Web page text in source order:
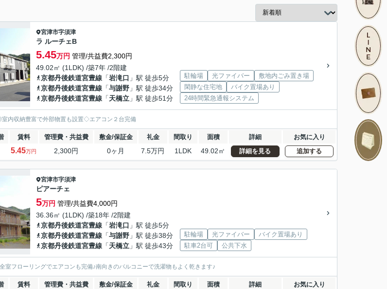
宮津市字須津
ラ ルーチェB
5.45万円 管理/共益費2,300円
49.02㎡ (1LDK) /築7年 /2階建
京都丹後鉄道宮豊線 「岩滝口 」駅 徒歩5分
京都丹後鉄道宮豊線 「与謝野 」駅 徒歩34分
京都丹後鉄道宮豊線 「天橋立 」駅 徒歩51分
駐輪場 光ファイバー
敷地内ごみ置き場
閑静な住宅地
バイク置場あり
24時間緊急通報システム
内収納豊富で外部物置も設置◇エアコン２台完備
賃料 管理費・共益費 敷金/保証金 礼金 間取り 面積 詳細 お気に入り
5.45万円 2,300円 0ヶ月 7.5万円 1LDK 49.02㎡ 詳細を見る 追加する
宮津市字須津
ピアーチェ
5万円 管理/共益費4,000円
36.36㎡ (1LDK) /築18年 /2階建
京都丹後鉄道宮豊線 「岩滝口 」駅 徒歩5分
京都丹後鉄道宮豊線 「与謝野 」駅 徒歩38分
京都丹後鉄道宮豊線 「天橋立 」駅 徒歩43分
駐輪場 光ファイバー
バイク置場あり
駐車2台可
公共下水
室フローリングでエアコンも完備♪南向きのバルコニーで洗濯物もよく乾きます♪
賃料 管理費・共益費 敷金/保証金 礼金 間取り 面積 詳細 お気に入り